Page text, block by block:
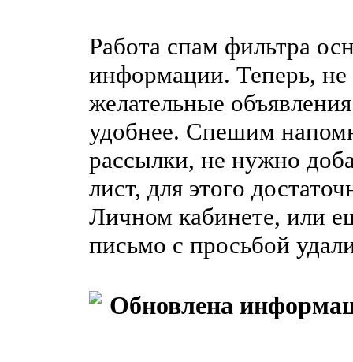
Работа спам фильтра
информации. Теперь, не
желательные
удобнее. Спешим
рассылки, не нужно
лист, для этого
Личном кабинете, или
письмо с просьбой
Обновлена